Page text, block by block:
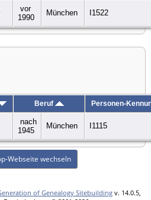
vor
1990
München I1522
Beruf Personen-
nach
1945
München I1115
Webseite wechseln
of Genealogy Sitebuilding v. 14.0.5,